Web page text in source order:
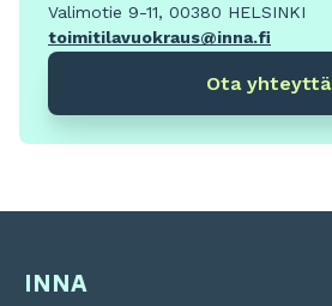
Valimotie 9-11, 00380 HELSINKI
toimitilavuokraus@inna.fi
Ota yhteyttä
INNA